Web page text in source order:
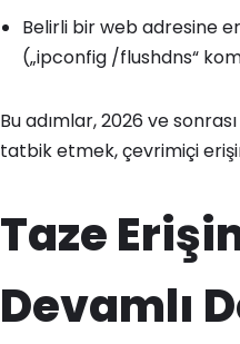
Belirli bir web adresine
(„ipconfig /flushdns“
Bu adımlar, 2026 ve
tatbik etmek, çevrimiçi
Taze
Devamlı